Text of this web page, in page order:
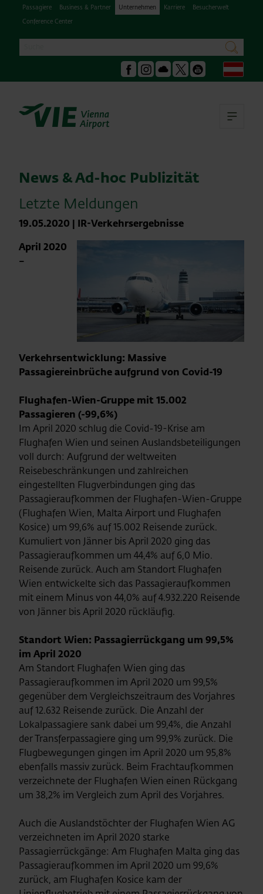
Passagiere Business & Partner Unternehmen Karriere
Besucherwelt
Conference Center
suchen
Facebook
Instagram
Podcast Youtube
News & Ad-hoc Publizität
Letzte Meldungen
19.05.2020 | IR-Verkehrsergebnisse
April 2020
–
Verkehrsentwicklung: Massive
Passagiereinbrüche aufgrund von Covid-19
Flughafen-Wien-Gruppe mit 15.002
Passagieren (-99,6%)
Im April 2020 schlug die Covid-19-Krise am
Flughafen Wien und seinen Auslandsbeteiligungen
voll durch: Aufgrund der weltweiten
Reisebeschränkungen und zahlreichen
eingestellten Flugverbindungen ging das
Passagieraufkommen der Flughafen-Wien-Gruppe
(Flughafen Wien, Malta Airport und Flughafen
Kosice) um 99,6% auf 15.002 Reisende zurück.
Kumuliert von Jänner bis April 2020 ging das
Passagieraufkommen um 44,4% auf 6,0 Mio.
Reisende zurück. Auch am Standort Flughafen
Wien entwickelte sich das Passagieraufkommen
mit einem Minus von 44,0% auf 4.932.220 Reisende
von Jänner bis April 2020 rückläufig.
Standort Wien: Passagierrückgang um 99,5%
im April 2020
Am Standort Flughafen Wien ging das
Passagieraufkommen im April 2020 um 99,5%
gegenüber dem Vergleichszeitraum des Vorjahres
auf 12.632 Reisende zurück. Die Anzahl der
Lokalpassagiere sank dabei um 99,4%, die Anzahl
der Transferpassagiere ging um 99,9% zurück. Die
Flugbewegungen gingen im April 2020 um 95,8%
ebenfalls massiv zurück. Beim Frachtaufkommen
verzeichnete der Flughafen Wien einen Rückgang
um 38,2% im Vergleich zum April des Vorjahres.
Auch die Auslandstöchter der Flughafen Wien AG
verzeichneten im April 2020 starke
Passagierrückgänge: Am Flughafen Malta ging das
Passagieraufkommen im April 2020 um 99,6%
zurück, am Flughafen Kosice kam der